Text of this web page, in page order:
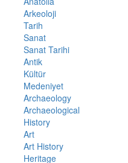
Arkeoloji
Tarih
Sanat
Sanat Tarihi
Antik
Kültür
Medeniyet
Archaeology
Archaeological
History
Art
Art History
Heritage